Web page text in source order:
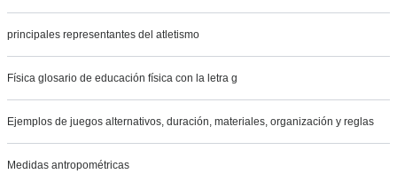
principales representantes del atletismo
Física glosario de educación física con la letra g
Ejemplos de juegos alternativos, duración, materiales, organización y reglas
Medidas antropométricas